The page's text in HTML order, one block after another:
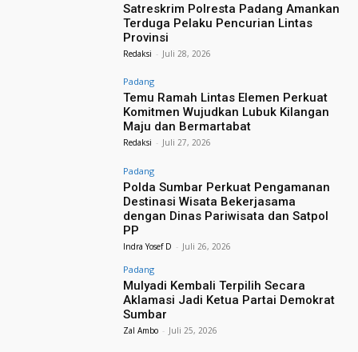
Satreskrim Polresta Padang Amankan
Terduga Pelaku Pencurian Lintas
Provinsi
Redaksi - Juli 28, 2026
Padang
Temu Ramah Lintas Elemen Perkuat
Komitmen Wujudkan Lubuk Kilangan
Maju dan Bermartabat
Redaksi - Juli 27, 2026
Padang
Polda Sumbar Perkuat Pengamanan
Destinasi Wisata Bekerjasama
dengan Dinas Pariwisata dan Satpol
PP
Indra Yosef D - Juli 26, 2026
Padang
Mulyadi Kembali Terpilih Secara
Aklamasi Jadi Ketua Partai Demokrat
Sumbar
Zal Ambo - Juli 25, 2026